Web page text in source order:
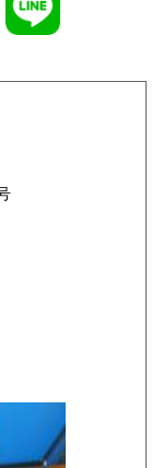
300円